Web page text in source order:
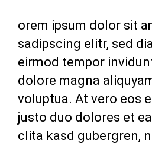
orem ipsum dolor sit
sadipscing elitr, sed
eirmod tempor
dolore magna
voluptua. At vero eos
justo duo dolores et
clita kasd gubergren,